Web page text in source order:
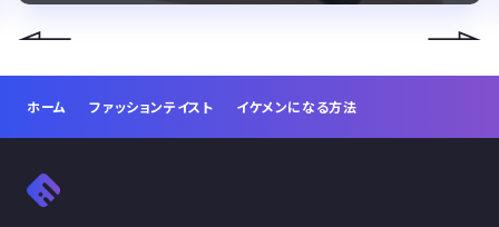
ホーム ファッションテイスト イケメンになる方法